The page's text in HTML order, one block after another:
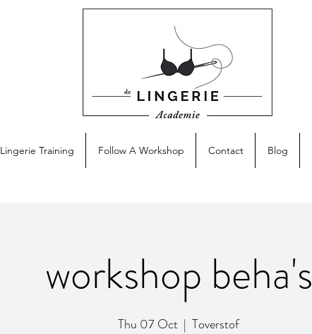
Lingerie Training Follow A Workshop Contact Blog
workshop beha's
Thu 07 Oct
  |
Toverstof